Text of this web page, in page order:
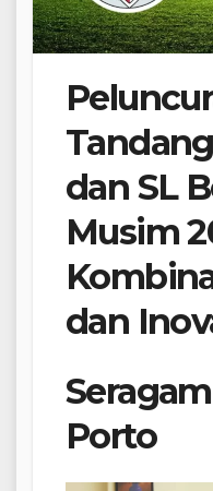
dan SL
Musim
dan
Porto